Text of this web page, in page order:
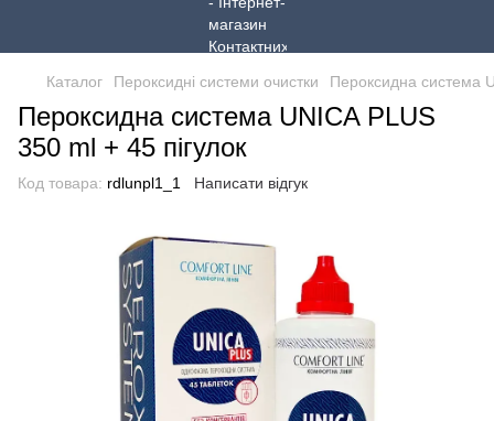
Каталог Пероксидні системи очистки Пероксидна система
Пероксидна система UNICA PLUS
350 ml + 45 пігулок
Код товара: rdlunpl1_1 Написати відгук